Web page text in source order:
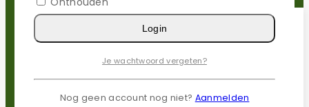
Populaire merken
Gardena
Parkside
Login
Je wachtwoord vergeten?
Nog geen account nog niet? Aanmelden